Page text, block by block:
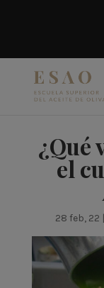
¿Qué
el
28 feb, 22 |